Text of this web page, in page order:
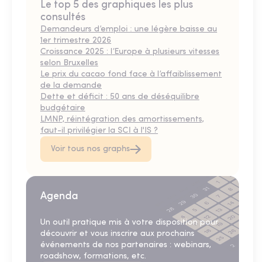
Le top 5 des graphiques les plus
consultés
Demandeurs d’emploi : une légère baisse au
1er trimestre 2026
Croissance 2025 : l’Europe à plusieurs vitesses
selon Bruxelles
Le prix du cacao fond face à l’affaiblissement
de la demande
Dette et déficit : 50 ans de déséquilibre
budgétaire
LMNP, réintégration des amortissements,
faut-il privilégier la SCI à l'IS ?
Voir tous nos graphs
Agenda
Un outil pratique mis à votre disposition pour
découvrir et vous inscrire aux prochains
événements de nos partenaires : webinars,
roadshow, formations, etc.